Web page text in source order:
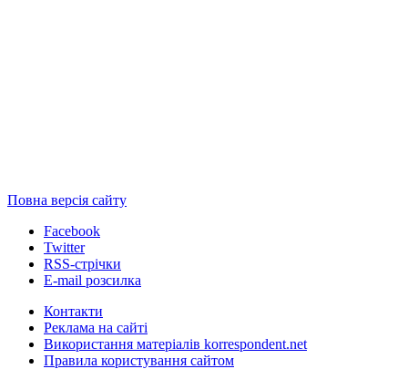
Повна версія сайту
Facebook
Twitter
RSS-стрічки
E-mail розсилка
Контакти
Реклама на сайті
Використання матеріалів korrespondent.net
Правила користування сайтом